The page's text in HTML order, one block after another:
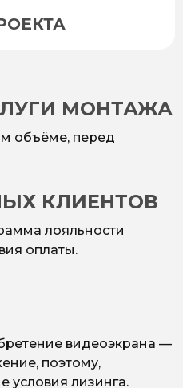
МОНТАЖА
объёме, перед
КЛИЕНТОВ
лояльности
оплаты.
видеоэкрана —
поэтому,
условия лизинга.